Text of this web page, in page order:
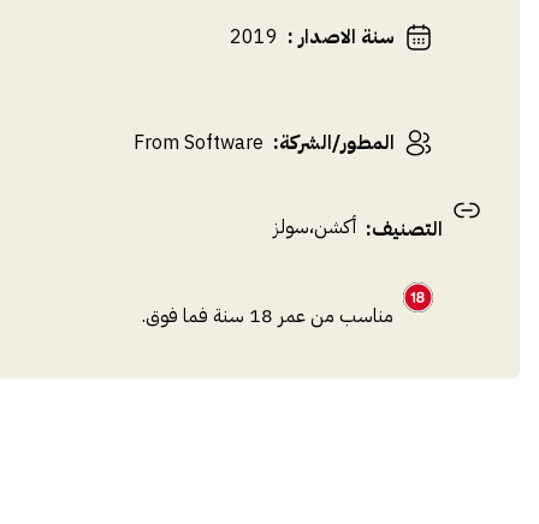
سنة الاصدار :
2019
المطور/الشركة:
From Software
التصنيف: أكشن،سولز
مناسب من عمر 18 سنة فما فوق.